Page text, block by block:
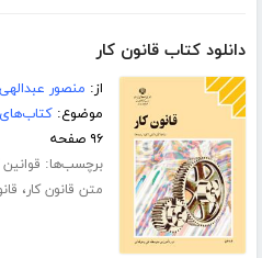
دانلود کتاب قانون کار
از: منصور عبدالهی
موضوع:
۹۶ صفحه
برچسب‌ها: قوانین
متن قانون کار،